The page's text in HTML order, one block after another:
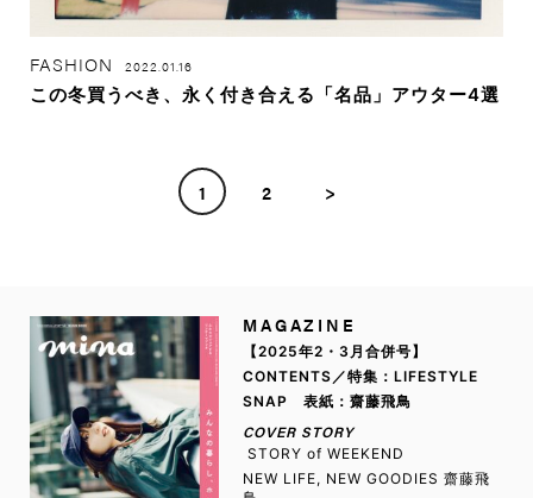
FASHION 2022.01.16
この冬買うべき、永く付き合える「名品」アウター4選
1 2 >
MAGAZINE
【2025年2・3月合併号】
CONTENTS／特集：LIFESTYLE
SNAP 表紙：齋藤飛鳥
COVER STORY
STORY of WEEKEND
NEW LIFE, NEW GOODIES 齋藤飛